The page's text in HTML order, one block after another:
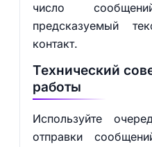
число
предсказуемый
контакт.
Технический
работы
Используйте
отправки